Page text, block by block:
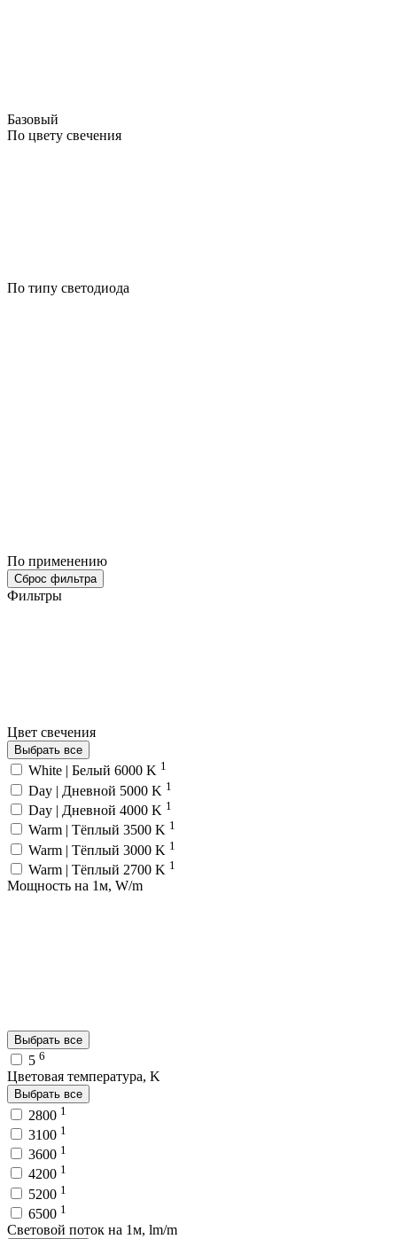
Базовый
По цвету свечения
По типу светодиода
По применению
Сброс фильтра
Фильтры
Цвет свечения
Выбрать все
White | Белый 6000 K 1
Day | Дневной 5000 K 1
Day | Дневной 4000 K 1
Warm | Тёплый 3500 K 1
Warm | Тёплый 3000 K 1
Warm | Тёплый 2700 K 1
Мощность на 1м, W/m
Выбрать все
5 6
Цветовая температура, K
Выбрать все
2800 1
3100 1
3600 1
4200 1
5200 1
6500 1
Световой поток на 1м, lm/m